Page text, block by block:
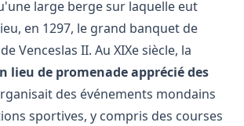
large berge sur laquelle eut
en 1297, le grand banquet de
Venceslas II. Au XIXe siècle, la
lieu de promenade apprécié des
des événements mondains
sportives, y compris des courses